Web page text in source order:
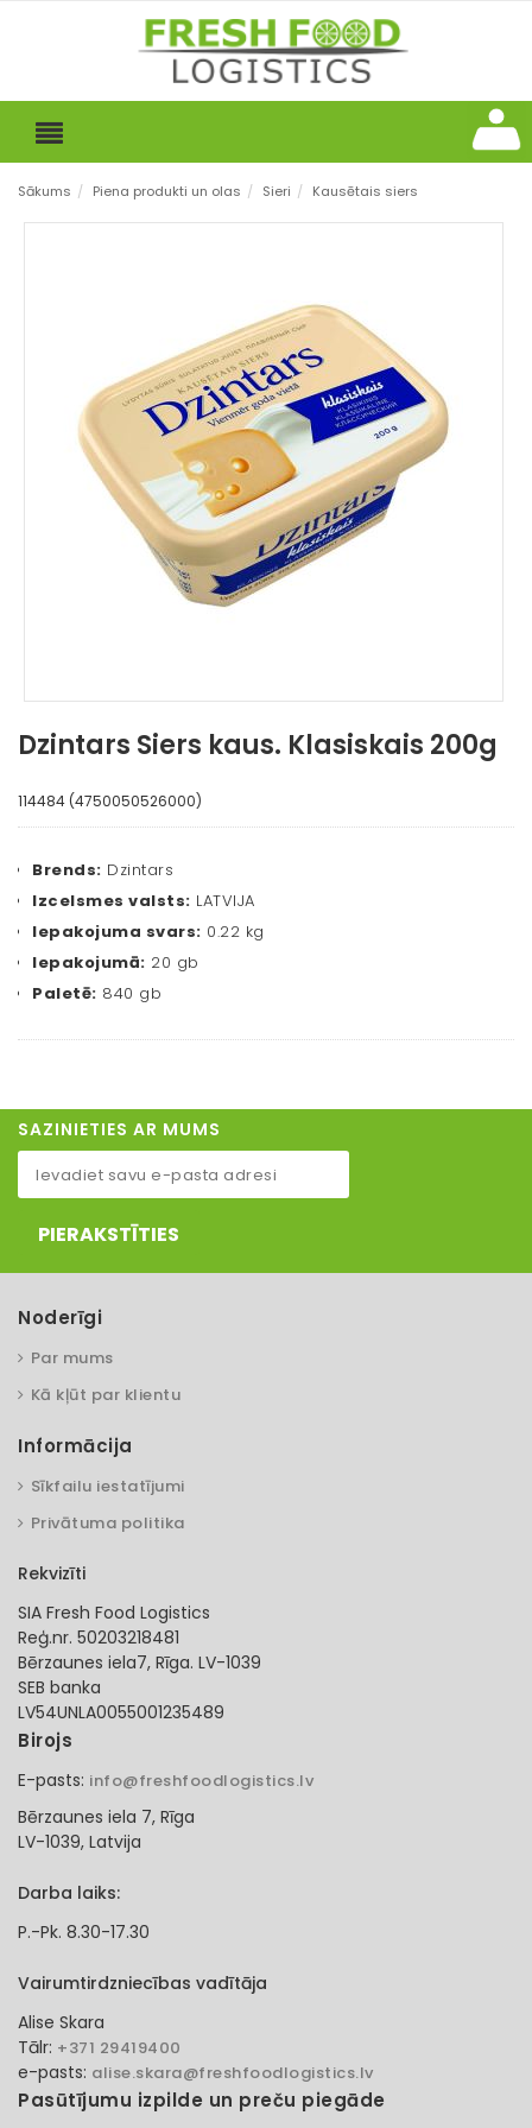
Sākums / Piena produkti un olas / Sieri / Kausētais siers
Dzintars Siers kaus. Klasiskais 200g
114484 (4750050526000)
Brends: Dzintars
Izcelsmes valsts: LATVIJA
Iepakojuma svars: 0.22 kg
Iepakojumā: 20 gb
Paletē: 840 gb
SAZINIETIES AR MUMS
PIERAKSTĪTIES
Noderīgi
Par mums
Kā kļūt par klientu
Informācija
Sīkfailu iestatījumi
Privātuma politika
Rekvizīti
SIA Fresh Food Logistics
Reģ.nr. 50203218481
Bērzaunes iela7, Rīga. LV-1039
SEB banka
LV54UNLA0055001235489
Birojs
E-pasts: info@freshfoodlogistics.lv
Bērzaunes iela 7, Rīga
LV-1039, Latvija
Darba laiks:
P.-Pk. 8.30-17.30
Vairumtirdzniecības vadītāja
Alise Skara
Tālr: +371 29419400
e-pasts: alise.skara@freshfoodlogistics.lv
Pasūtījumu izpilde un preču piegāde